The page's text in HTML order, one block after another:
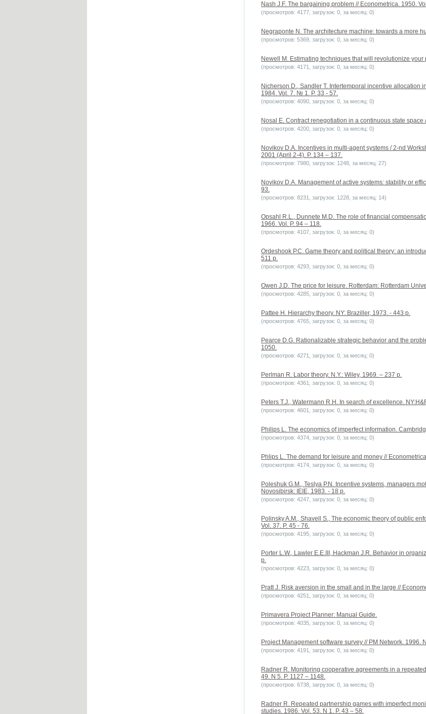
Nash J.F. The bargaining problem // Econometrica. 1950.
(просмотров: 4177, загрузок: 0, за месяц: 0)
Negraponte N. The architecture machine: towards a more
(просмотров: 5369, загрузок: 0, за месяц: 0)
Newell M. Estimating techniques that will revolutionize
(просмотров: 4171, загрузок: 0, за месяц: 0)
Nicherson D., Sandler T. Intertemporal incentive allocation
1984. Vol. 7. № 1. P. 33 - 57.
(просмотров: 4090, загрузок: 0, за месяц: 0)
Nosal E. Contract renegotiation in a continuous state
(просмотров: 4200, загрузок: 0, за месяц: 0)
Novikov D.A. Incentives in multi-agent systems / 2-nd
2001 (April 2-4). P. 134 – 137.
(просмотров: 7980, загрузок: 1248, за месяц: 27)
Novikov D.A. Management of active systems: stability or
93.
(просмотров: 8231, загрузок: 1228, за месяц: 14)
Opsahl R.L., Dunnete M.D. The role of financial
1966. Vol. P. 94 – 118.
(просмотров: 4107, загрузок: 0, за месяц: 0)
Ordeshook P.C. Game theory and political theory: an
511 p.
(просмотров: 4293, загрузок: 0, за месяц: 0)
Owen J.D. The price for leisure. Rotterdam: Rotterdam
(просмотров: 4285, загрузок: 0, за месяц: 0)
Pattee H. Hierarchy theory. NY: Braziller, 1973. - 443 p.
(просмотров: 4765, загрузок: 0, за месяц: 0)
Pearce D.G. Rationalizable strategic behavior and the
1050.
(просмотров: 4271, загрузок: 0, за месяц: 0)
Perlman R. Labor theory. N.Y.: Wiley, 1969. – 237 p.
(просмотров: 4361, загрузок: 0, за месяц: 0)
Peters T.J., Watermann R.H. In search of excellence.
(просмотров: 4601, загрузок: 0, за месяц: 0)
Philips L. The economics of imperfect information.
(просмотров: 4374, загрузок: 0, за месяц: 0)
Phlips L. The demand for leisure and money //
(просмотров: 4174, загрузок: 0, за месяц: 0)
Poleshuk G.M., Teslya P.N. Incentive systems, managers
Novosibirsk: IEIE, 1983. - 18 p.
(просмотров: 4247, загрузок: 0, за месяц: 0)
Polinsky A.M., Shavell S., The economic theory of public
Vol. 37. P. 45 - 76.
(просмотров: 4195, загрузок: 0, за месяц: 0)
Porter L.W., Lawler E.E.III, Hackman J.R. Behavior in
p.
(просмотров: 4223, загрузок: 0, за месяц: 0)
Pratt J. Risk aversion in the small and in the large //
(просмотров: 4251, загрузок: 0, за месяц: 0)
Primavera Project Planner: Manual Guide.
(просмотров: 4035, загрузок: 0, за месяц: 0)
Project Management software survey // PM Network. 1996.
(просмотров: 4191, загрузок: 0, за месяц: 0)
Radner R. Monitoring cooperative agreements in a
49. N 5. P. 1127 – 1148.
(просмотров: 6738, загрузок: 0, за месяц: 0)
Radner R. Repeated partnership games with imperfect
studies. 1986. Vol. 53. N 1. P. 43 – 58.